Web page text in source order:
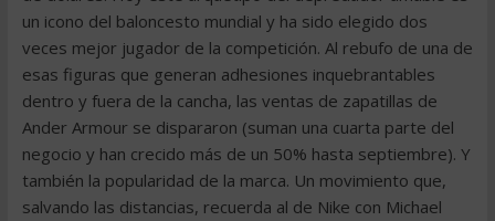
un icono del baloncesto mundial y ha sido elegido dos
veces mejor jugador de la competición. Al rebufo de una de
esas figuras que generan adhesiones inquebrantables
dentro y fuera de la cancha, las ventas de zapatillas de
Ander Armour se dispararon (suman una cuarta parte del
negocio y han crecido más de un 50% hasta septiembre). Y
también la popularidad de la marca. Un movimiento que,
salvando las distancias, recuerda al de Nike con Michael